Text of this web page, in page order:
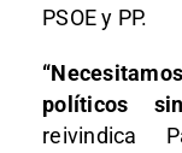
PSOE y PP.
políticos
reivindica